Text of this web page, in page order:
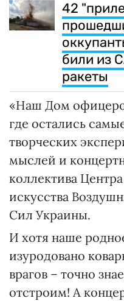
42
били из
ракеты
«Наш Дом
где остались
творческих
мыслей и
коллектива
искусства
Сил Украины.
И хотя наше
изуродовано
врагов – точно
отстроим! А